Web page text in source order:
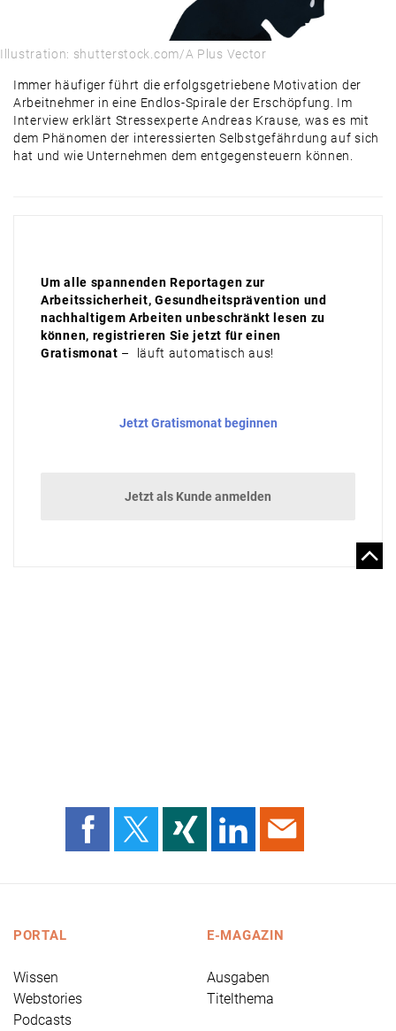
Illustration: shutterstock.com/A Plus Vector
Immer häufiger führt die erfolgsgetriebene Motivation der
Arbeitnehmer in eine Endlos-Spirale der Erschöpfung. Im
Interview erklärt Stressexperte Andreas Krause, was es mit
dem Phänomen der interessierten Selbstgefährdung auf sich
hat und wie Unternehmen dem entgegensteuern können.
Um alle spannenden Reportagen zur
Arbeitssicherheit, Gesundheitsprävention und
nachhaltigem Arbeiten unbeschränkt lesen zu
können, registrieren Sie jetzt für einen
Gratismonat – läuft automatisch aus!
Jetzt Gratismonat beginnen
Jetzt als Kunde anmelden
PORTAL
Wissen
Webstories
Podcasts
E-MAGAZIN
Ausgaben
Titelthema